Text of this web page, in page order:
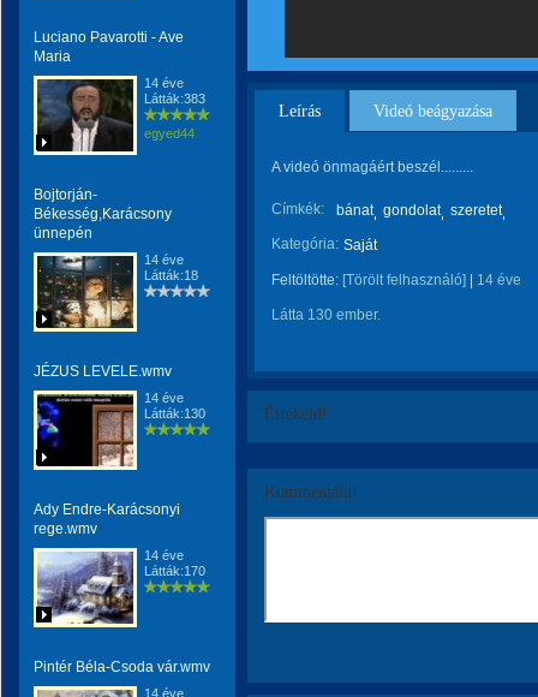
Luciano Pavarotti - Ave
Maria
14 éve
Látták:383
egyed44
Bojtorján-
Békesség,Karácsony
ünnepén
14 éve
Látták:18
JÉZUS LEVELE.wmv
14 éve
Látták:130
Ady Endre-Karácsonyi
rege.wmv
14 éve
Látták:170
Pintér Béla-Csoda vár.wmv
14 éve
Leírás Videó beágyazása
A videó önmagáért beszél.........
Címkék: bánat gondolat szeretet
Kategória: Saját
Feltöltötte: [Törölt felhasználó] 14 éve
Látta 130 ember.
Értékeld!
Kommentáld!